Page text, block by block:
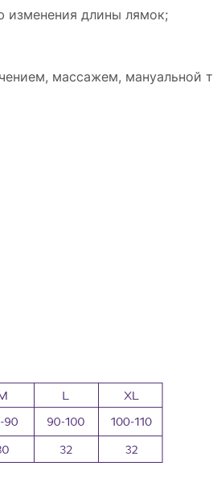
изменения длины лямок;
массажем, мануальной